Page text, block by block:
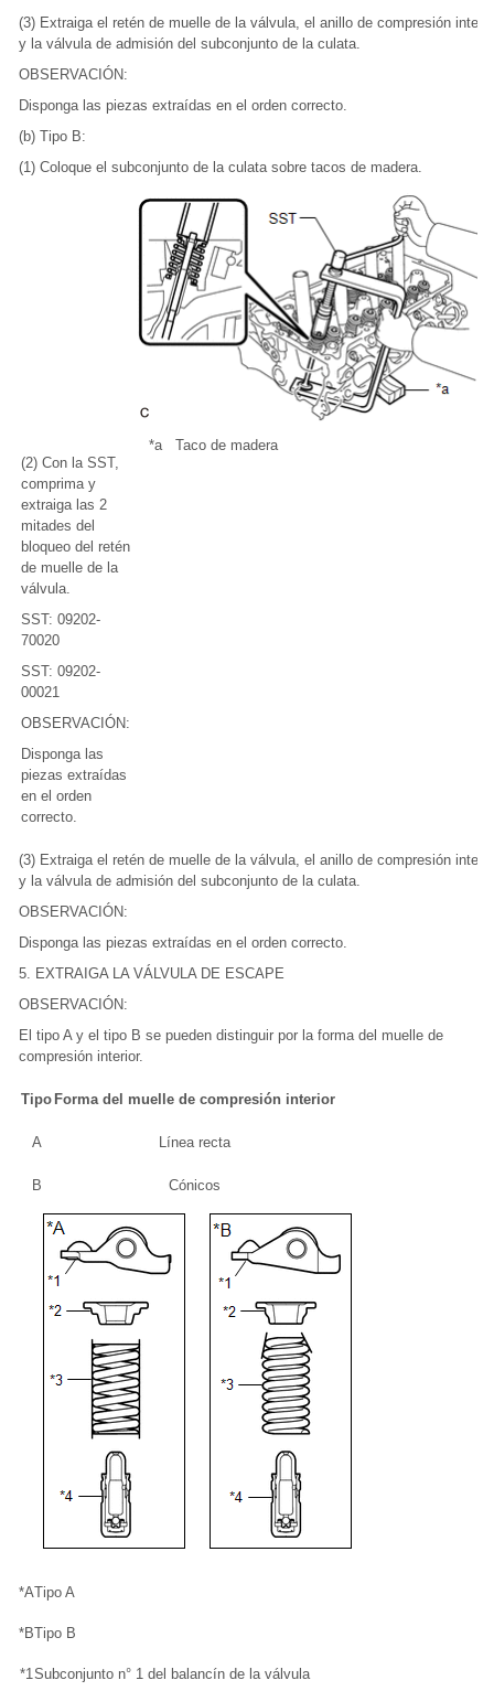
(3) Extraiga el retén de muelle de la válvula, el anillo de compresión
y la válvula de admisión del subconjunto de la culata.
OBSERVACIÓN:
Disponga las piezas extraídas en el orden correcto.
(b) Tipo B:
(1) Coloque el subconjunto de la culata sobre tacos de madera.
(2) Con la SST,
comprima y
extraiga las 2
mitades del
bloqueo del retén
de muelle de la
válvula.
SST: 09202-
70020
SST: 09202-
00021
OBSERVACIÓN:
Disponga las
piezas extraídas
en el orden
correcto.
*a Taco de madera
(3) Extraiga el retén de muelle de la válvula, el anillo de compresión
y la válvula de admisión del subconjunto de la culata.
OBSERVACIÓN:
Disponga las piezas extraídas en el orden correcto.
5. EXTRAIGA LA VÁLVULA DE ESCAPE
OBSERVACIÓN:
El tipo A y el tipo B se pueden distinguir por la forma del muelle de
compresión interior.
Tipo Forma del muelle de compresión interior
A Línea recta
B Cónicos
*ATipo A
*BTipo B
*1Subconjunto n° 1 del balancín de la válvula